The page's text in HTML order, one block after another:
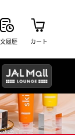
履歴 カート